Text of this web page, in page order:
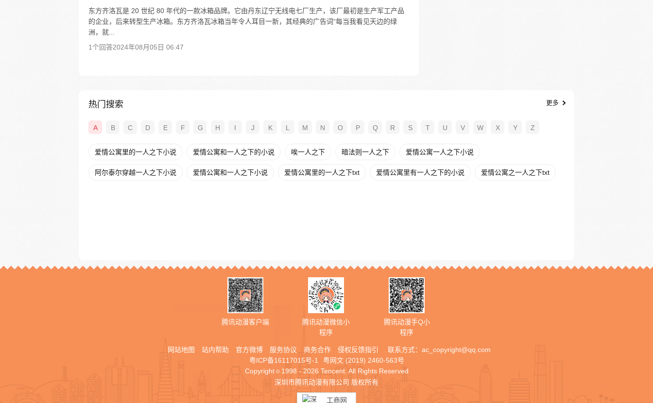
东方齐洛瓦是 20 世纪 80 年代的一款冰箱品牌。它由丹东辽宁无线电七厂生产，该厂最初是生产军工产品
的企业，后来转型生产冰箱。东方齐洛瓦冰箱当年令人耳目一新，其经典的广告词“每当我看见天边的绿
洲，就...
1个回答2024年08月05日 06:47
热门搜索 更多
A B C D E F G H I J K L M N O P Q R S T U V W X Y Z
爱情公寓里的一人之下小说 爱情公寓和一人之下的小说 唉一人之下 暗法则一人之下 爱情公寓一人之下小说
阿尔泰尔穿越一人之下小说 爱情公寓和一人之下小说 爱情公寓里的一人之下txt 爱情公寓里有一人之下的小说 爱情公寓之一人之下txt
腾讯动漫客户端
腾讯动漫微信小
程序
腾讯动漫手Q小
程序
网站地图 站内帮助 官方微博 服务协议 商务合作 侵权反馈指引 联系方式： ac_copyright@qq.com
粤ICP备16117015号-1
粤网文 (2019) 2460-563号
Copyright © 1998 - 2026 Tencent. All Rights Reserved
深圳市腾讯动漫有限公司 版权所有
工商网